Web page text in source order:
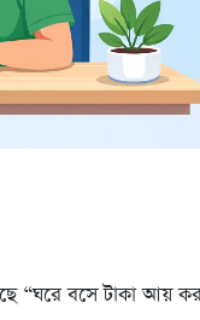
“ঘরে বসে টাকা আয়